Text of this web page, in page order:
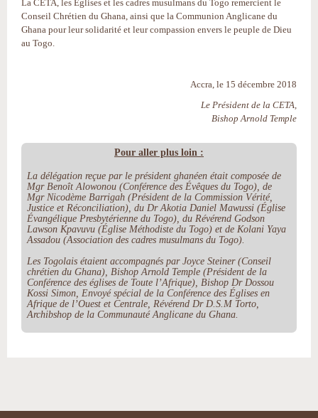
La CETA, les Églises et les cadres musulmans du Togo remercient le
Conseil Chrétien du Ghana, ainsi que la Communion Anglicane du
Ghana pour leur solidarité et leur compassion envers le peuple de Dieu
au Togo.
Accra, le 15 décembre 2018
Le Président de la CETA,
Bishop Arnold Temple
Pour aller plus loin :
La délégation reçue par le président ghanéen était composée de
Mgr Benoît Alowonou (Conférence des Évêques du Togo), de
Mgr Nicodème Barrigah (Président de la Commission Vérité,
Justice et Réconciliation), du Dr Akotia Daniel Mawussi (Église
Évangélique Presbytérienne du Togo), du Révérend Godson
Lawson Kpavuvu (Église Méthodiste du Togo) et de Kolani Yaya
Assadou (Association des cadres musulmans du Togo).
Les Togolais étaient accompagnés par Joyce Steiner (Conseil
chrétien du Ghana), Bishop Arnold Temple (Président de la
Conférence des églises de Toute l’Afrique), Bishop Dr Dossou
Kossi Simon, Envoyé spécial de la Conférence des Églises en
Afrique de l’Ouest et Centrale, Révérend Dr D.S.M Torto,
Archibshop de la Communauté Anglicane du Ghana.
document